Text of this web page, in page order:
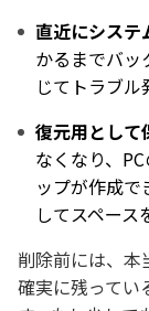
直近にシステ
かるまでバッ
じてトラブル
復元用として
なくなり、
ップが作成
してスペース
削除前には、
確実に残ってい